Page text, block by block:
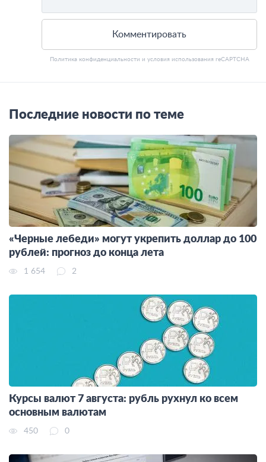
Комментировать
Политика конфиденциальности и условия использования reCAPTCHA
Последние новости по теме
«Черные лебеди» могут укрепить доллар до 100
рублей: прогноз до конца лета
1 654 2
Курсы валют 7 августа: рубль рухнул ко всем
основным валютам
450 0